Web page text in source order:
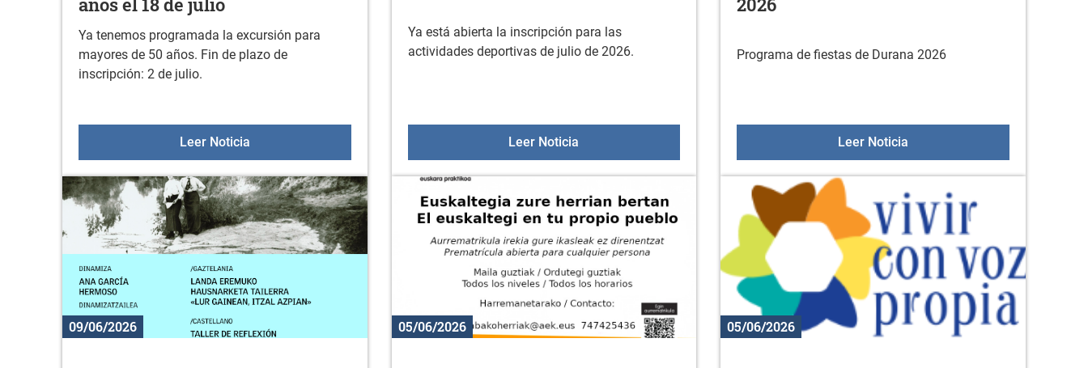
Ya tenemos programada la excursión para
mayores de 50 años. Fin de plazo de
inscripción: 2 de julio.
Leer NoticiaExcursión para mayores de 50 años el 18 de julio
Ya está abierta la inscripción para las
actividades deportivas de julio de 2026.
Leer Noticia
Programa de fiestas de Durana 2026
Leer Noticia
09/06/2026 05/06/2026 05/06/2026